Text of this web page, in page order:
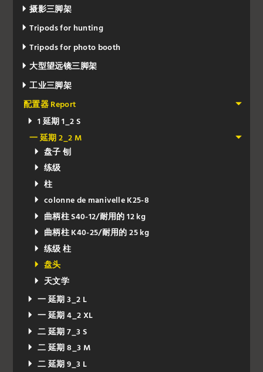
摄影三脚架
Tripods for hunting
Tripods for photo booth
大型望远镜三脚架
工业三脚架
配置器 Report
1 延期 1_2 S
一 延期 2_2 M
盘子 刨
练级
柱
colonne de manivelle K25-8
曲柄柱 S40-12/耐用的 12 kg
曲柄柱 K40-25/耐用的 25 kg
练级 柱
盘头
天文学
一 延期 3_2 L
一 延期 4_2 XL
二 延期 7_3 S
二 延期 8_3 M
二 延期 9_3 L